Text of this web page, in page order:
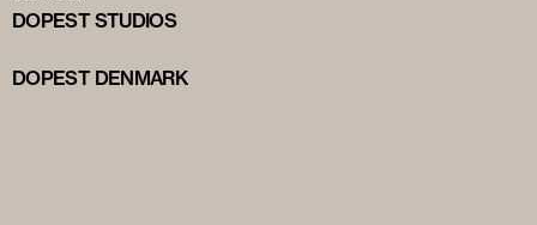
DOPEST STUDIOS
DOPEST DENMARK